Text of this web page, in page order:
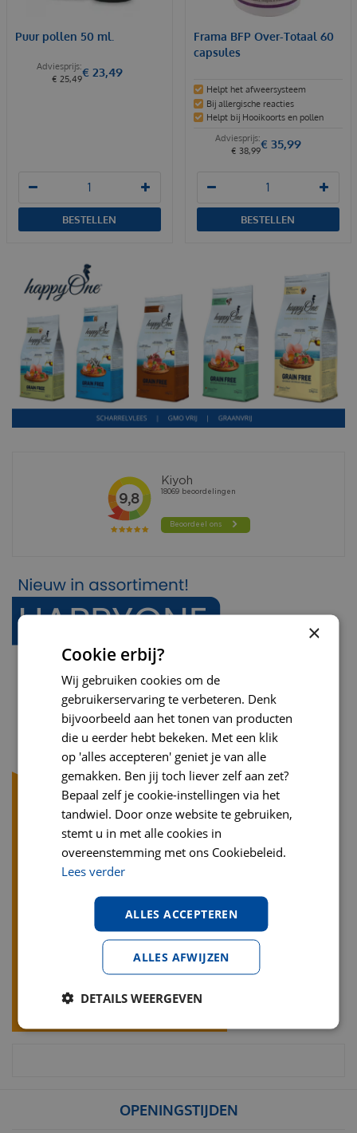
Puur pollen 50 ml.
€ 25,49€ 23,49
BESTELLEN
Frama BFP Over-Totaal 60
capsules
Helpt het afweersysteem
Bij allergische reacties
Helpt bij Hooikoorts en pollen
€ 38,99€ 35,99
BESTELLEN
OPENINGSTIJDEN
×
Cookie erbij?
Wij gebruiken cookies om de
gebruikerservaring te verbeteren. Denk
bijvoorbeeld aan het tonen van producten
die u eerder hebt bekeken. Met een klik
op 'alles accepteren' geniet je van alle
gemakken. Ben jij toch liever zelf aan zet?
Bepaal zelf je cookie-instellingen via het
tandwiel. Door onze website te gebruiken,
stemt u in met alle cookies in
overeenstemming met ons Cookiebeleid.
Lees verder
ALLES ACCEPTEREN
ALLES AFWIJZEN
DETAILS WEERGEVEN